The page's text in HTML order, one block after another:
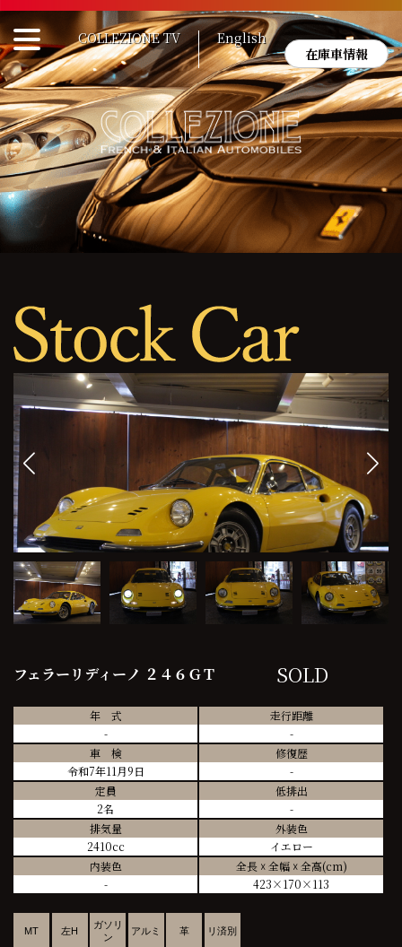
Skip
to
content
COLLEZIONE TV
English
在庫車情報
フェラーリディーノ ２４６ＧＴ SOLD
年 式
-
走行距離
-
車 検
令和7年11月9日
修復歴
-
定員
2名
低排出
-
排気量
2410cc
外装色
イエロー
内装色
-
全長 ☓ 全幅 ☓ 全高(cm)
423×170×113
MT 左H
ガソリ
ン
アルミ 革 リ済別